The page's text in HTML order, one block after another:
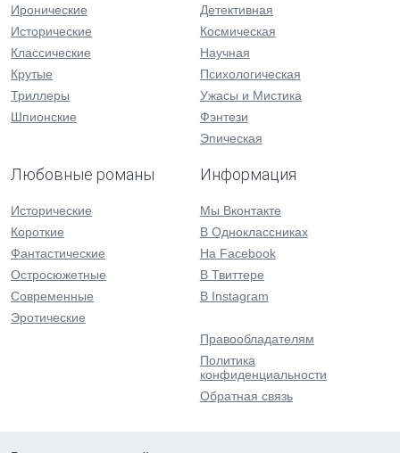
Иронические
Исторические
Классические
Крутые
Триллеры
Шпионские
Детективная
Космическая
Научная
Психологическая
Ужасы и Мистика
Фэнтези
Эпическая
Любовные романы
Исторические
Короткие
Фантастические
Остросюжетные
Современные
Эротические
Информация
Мы Вконтакте
В Одноклассниках
На Facebook
В Твиттере
В Instagram
Правообладателям
Политика
конфиденциальности
Обратная связь